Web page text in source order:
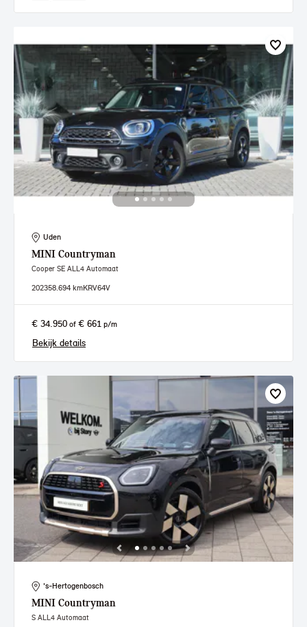
Uden
MINI Countryman
Cooper SE ALL4 Automaat
202358.694 kmKRV64V
€ 34.950 of € 661 p/m
Bekijk details
's-Hertogenbosch
MINI Countryman
S ALL4 Automaat